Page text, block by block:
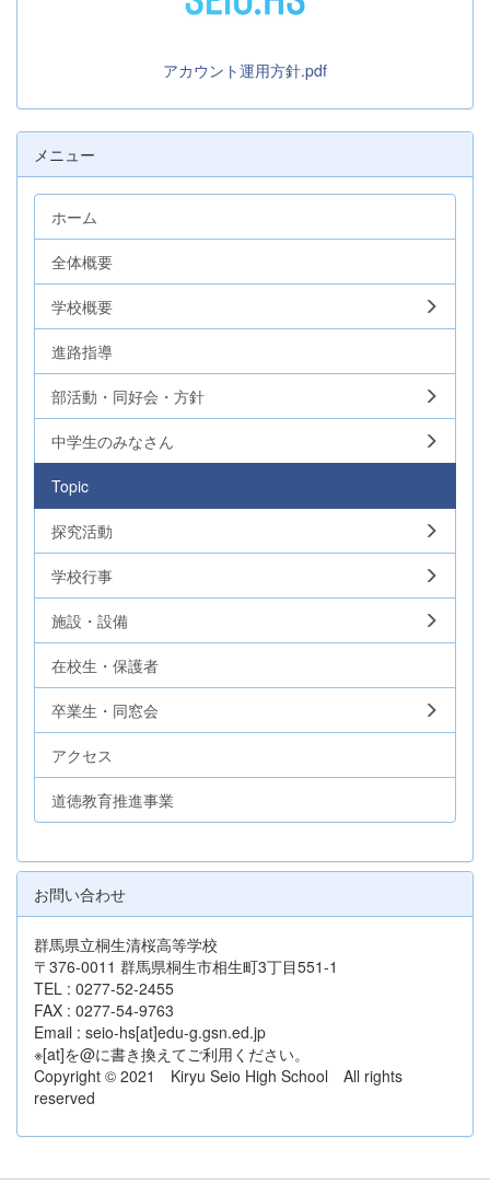
アカウント運用方針.pdf
メニュー
ホーム
全体概要
学校概要
進路指導
部活動・同好会・方針
中学生のみなさん
Topic
探究活動
学校行事
施設・設備
在校生・保護者
卒業生・同窓会
アクセス
道徳教育推進事業
お問い合わせ
群馬県立桐生清桜高等学校
〒376-0011 群馬県桐生市相生町3丁目551-1
TEL : 0277-52-2455
FAX : 0277-54-9763
Email : seio-hs[at]edu-g.gsn.ed.jp
※[at]を@に書き換えてご利用ください。
Copyright © 2021 Kiryu Seio High School All rights
reserved